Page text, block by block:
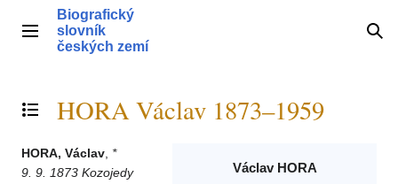
obsahHlavní menu
Biografický
slovník
českých zemí
Přepnout obsah
HORA Václav 1873–1959
Václav HORA
HORA, Václav *
9. 9. 1873 Kozojedy